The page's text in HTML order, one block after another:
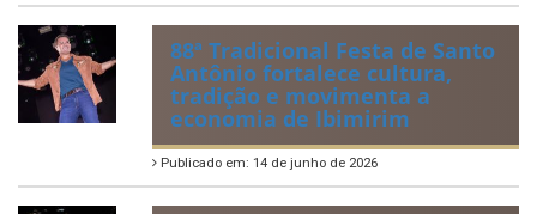
88ª Tradicional Festa de Santo
Antônio fortalece cultura,
tradição e movimenta a
economia de Ibimirim
Publicado em: 14 de junho de 2026